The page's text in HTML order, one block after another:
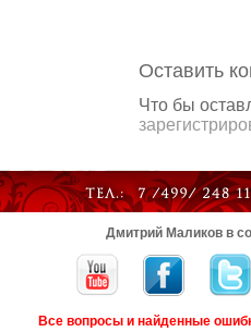
Оставить
Что бы
Дмитрий Маликов в
Все вопросы и найденные